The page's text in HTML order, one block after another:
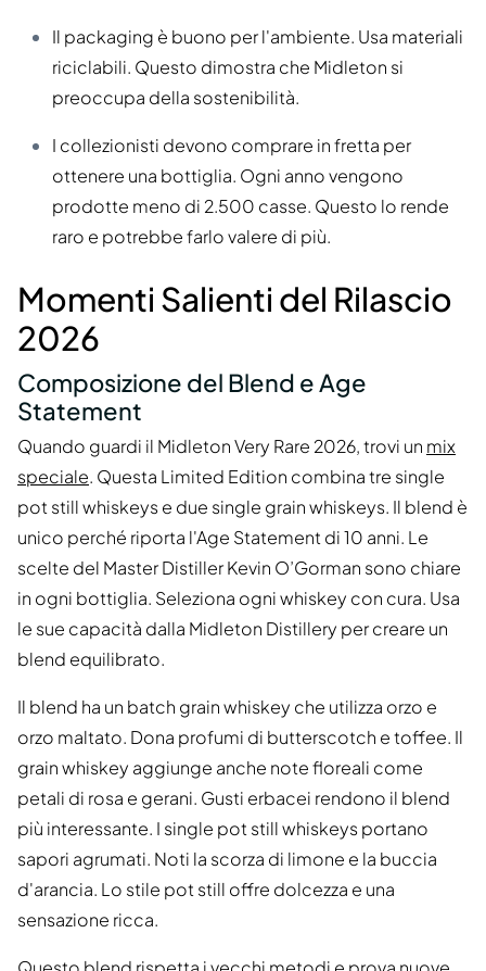
Il packaging è buono per l'ambiente. Usa materiali
riciclabili. Questo dimostra che Midleton si
preoccupa della sostenibilità.
I collezionisti devono comprare in fretta per
ottenere una bottiglia. Ogni anno vengono
prodotte meno di 2.500 casse. Questo lo rende
raro e potrebbe farlo valere di più.
Momenti Salienti del Rilascio
2026
Composizione del Blend e Age
Statement
Quando guardi il Midleton Very Rare 2026, trovi un mix
speciale. Questa Limited Edition combina tre single
pot still whiskeys e due single grain whiskeys. Il blend è
unico perché riporta l'Age Statement di 10 anni. Le
scelte del Master Distiller Kevin O’Gorman sono chiare
in ogni bottiglia. Seleziona ogni whiskey con cura. Usa
le sue capacità dalla Midleton Distillery per creare un
blend equilibrato.
Il blend ha un batch grain whiskey che utilizza orzo e
orzo maltato. Dona profumi di butterscotch e toffee. Il
grain whiskey aggiunge anche note floreali come
petali di rosa e gerani. Gusti erbacei rendono il blend
più interessante. I single pot still whiskeys portano
sapori agrumati. Noti la scorza di limone e la buccia
d'arancia. Lo stile pot still offre dolcezza e una
sensazione ricca.